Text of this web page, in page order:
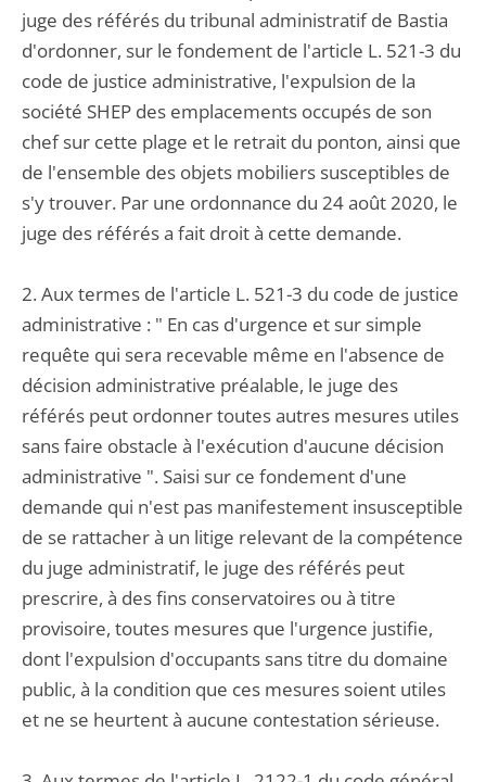
juge des référés du tribunal administratif de Bastia
d'ordonner, sur le fondement de l'article L. 521-3 du
code de justice administrative, l'expulsion de la
société SHEP des emplacements occupés de son
chef sur cette plage et le retrait du ponton, ainsi que
de l'ensemble des objets mobiliers susceptibles de
s'y trouver. Par une ordonnance du 24 août 2020, le
juge des référés a fait droit à cette demande.
2. Aux termes de l'article L. 521-3 du code de justice
administrative : " En cas d'urgence et sur simple
requête qui sera recevable même en l'absence de
décision administrative préalable, le juge des
référés peut ordonner toutes autres mesures utiles
sans faire obstacle à l'exécution d'aucune décision
administrative ". Saisi sur ce fondement d'une
demande qui n'est pas manifestement insusceptible
de se rattacher à un litige relevant de la compétence
du juge administratif, le juge des référés peut
prescrire, à des fins conservatoires ou à titre
provisoire, toutes mesures que l'urgence justifie,
dont l'expulsion d'occupants sans titre du domaine
public, à la condition que ces mesures soient utiles
et ne se heurtent à aucune contestation sérieuse.